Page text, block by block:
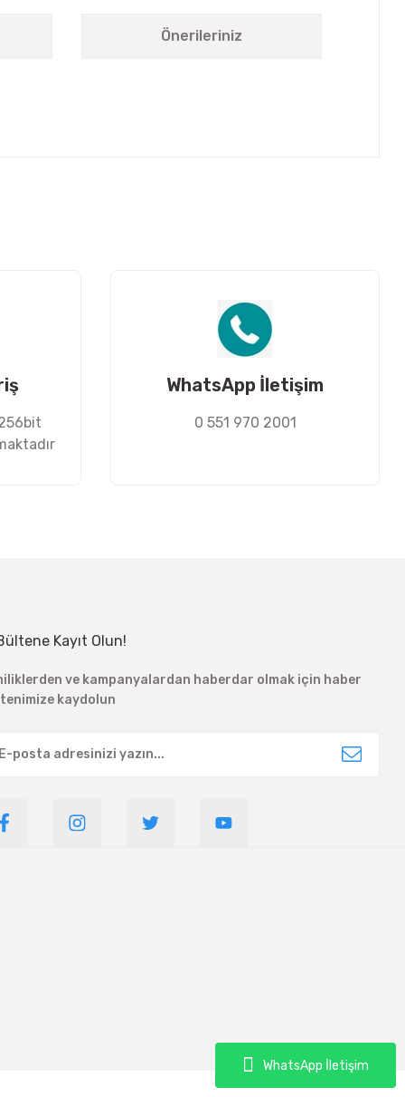
WhatsApp İletişim
Önerileriniz
WhatsApp İletişim
0 551 970 2001
Kayıt Olun!
ve kampanyalardan haberdar olmak için haber
kaydolun